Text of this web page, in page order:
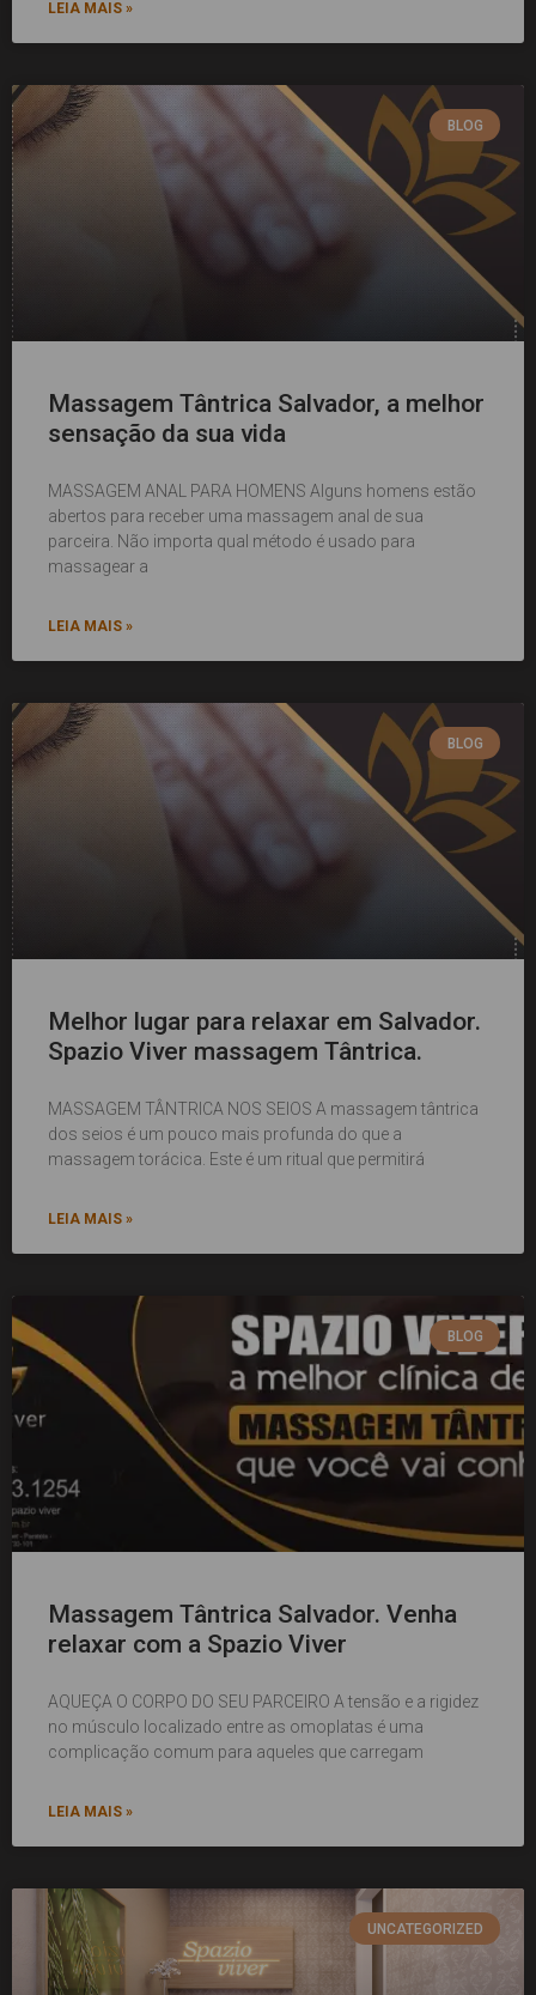
LEIA MAIS »
BLOG
Massagem Tântrica Salvador, a melhor
sensação da sua vida
MASSAGEM ANAL PARA HOMENS Alguns homens estão
abertos para receber uma massagem anal de sua
parceira. Não importa qual método é usado para
massagear a
LEIA MAIS »
BLOG
Melhor lugar para relaxar em Salvador.
Spazio Viver massagem Tântrica.
MASSAGEM TÂNTRICA NOS SEIOS A massagem tântrica
dos seios é um pouco mais profunda do que a
massagem torácica. Este é um ritual que permitirá
LEIA MAIS »
BLOG
Massagem Tântrica Salvador. Venha
relaxar com a Spazio Viver
AQUEÇA O CORPO DO SEU PARCEIRO A tensão e a rigidez
no músculo localizado entre as omoplatas é uma
complicação comum para aqueles que carregam
LEIA MAIS »
UNCATEGORIZED